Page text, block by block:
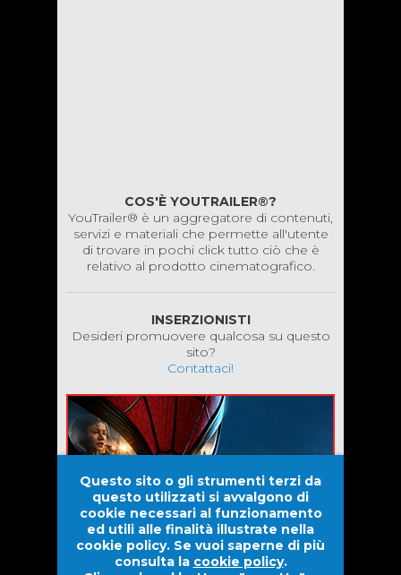
Questo sito o gli strumenti terzi da
questo utilizzati si avvalgono di
cookie necessari al funzionamento
ed utili alle finalità illustrate nella
cookie policy. Se vuoi saperne di più
consulta la cookie policy.
COS'È YOUTRAILER®?
YouTrailer® è un aggregatore di contenuti,
servizi e materiali che permette all'utente
di trovare in pochi click tutto ciò che è
relativo al prodotto cinematografico.
INSERZIONISTI
Desideri promuovere qualcosa su questo
sito?
Contattaci!